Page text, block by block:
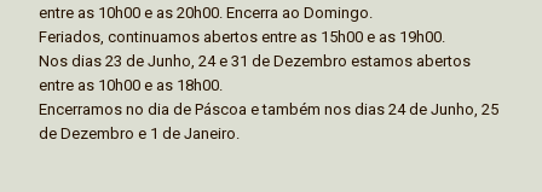
entre as 10h00 e as 20h00. Encerra ao Domingo.
Feriados, continuamos abertos entre as 15h00 e as 19h00.
Nos dias 23 de Junho, 24 e 31 de Dezembro estamos abertos
entre as 10h00 e as 18h00.
Encerramos no dia de Páscoa e também nos dias 24 de Junho, 25
de Dezembro e 1 de Janeiro.